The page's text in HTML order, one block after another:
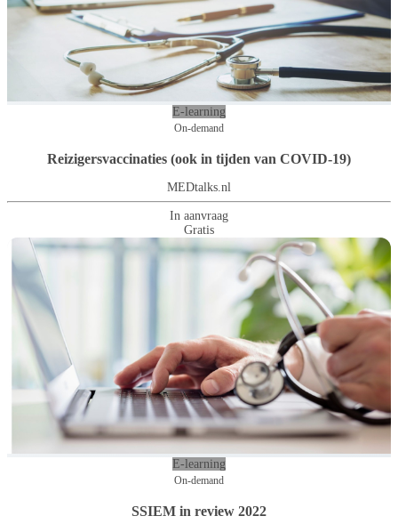
E-learning
On-demand
Reizigersvaccinaties (ook in tijden van COVID-19)
MEDtalks.nl
In aanvraag
Gratis
E-learning
On-demand
SSIEM in review 2022